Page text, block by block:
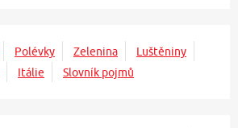
Polévky Zelenina
Luštěniny
Itálie Slovník pojmů